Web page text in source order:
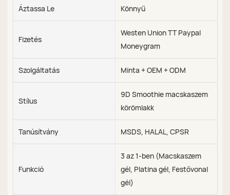
Áztassa Le Könnyű
Fizetés
Westen Union TT Paypal
Moneygram
Szolgáltatás Minta + OEM + ODM
Stílus
9D Smoothie macskaszem
körömlakk
Tanúsítvány MSDS, HALAL, CPSR
Funkció
3 az 1-ben (Macskaszem
gél, Platina gél, Festővonal
gél)